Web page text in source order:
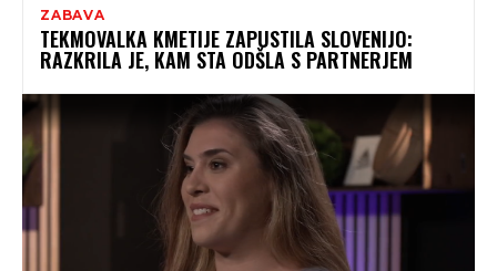
ZABAVA
TEKMOVALKA KMETIJE ZAPUSTILA SLOVENIJO:
RAZKRILA JE, KAM STA ODŠLA S PARTNERJEM